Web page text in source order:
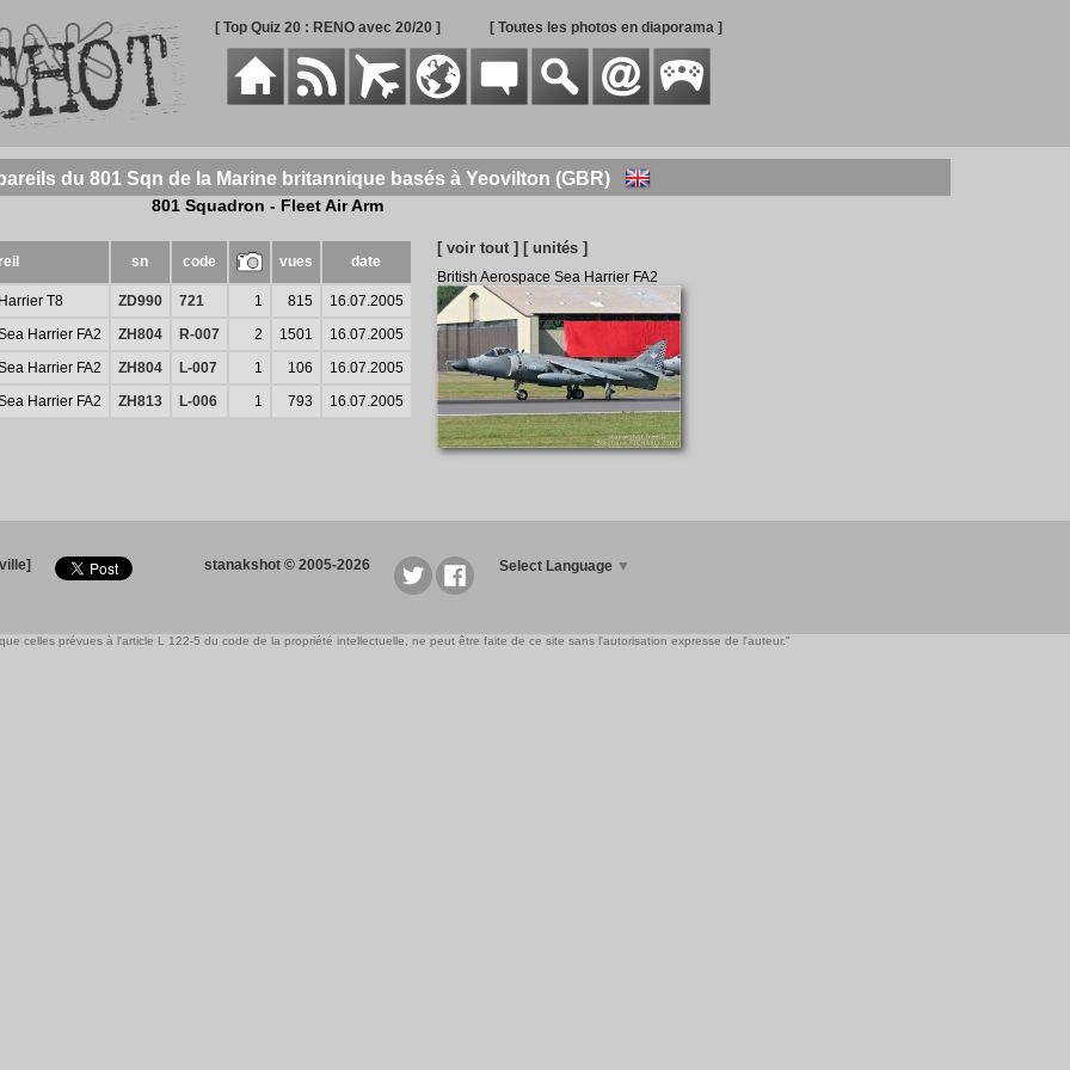
[ Top Quiz 20 : RENO avec 20/20 ] [ Toutes les photos en diaporama ]
du 801 Sqn de la Marine britannique basés à Yeovilton (GBR)
801 Squadron - Fleet Air Arm
sn code vues date
T8 ZD990 721 1 815
16.07.2005
Harrier FA2
ZH804 R-007 2 1501
16.07.2005
Harrier FA2
ZH804 L-007 1 106
16.07.2005
Harrier FA2
ZH813 L-006 1 793 16.07.2005
[ voir tout ] [ unités ]
British Aerospace Sea Harrier FA2
stanakshot © 2005-2026 Select Language ▼
celles prévues à l'article L 122-5 du code de la propriété intellectuelle, ne peut être faite de ce site sans l'autorisation expresse de l'auteur."